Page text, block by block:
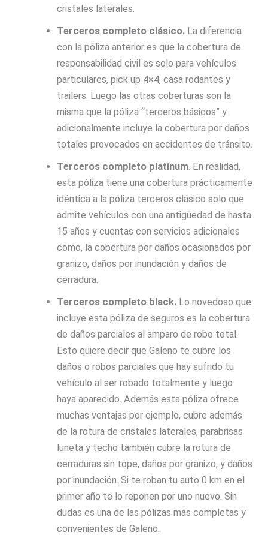
cristales laterales.
Terceros completo clásico. La diferencia
con la póliza anterior es que la cobertura de
responsabilidad civil es solo para vehículos
particulares, pick up 4×4, casa rodantes y
trailers. Luego las otras coberturas son la
misma que la póliza “terceros básicos” y
adicionalmente incluye la cobertura por daños
totales provocados en accidentes de tránsito.
Terceros completo platinum. En realidad,
esta póliza tiene una cobertura prácticamente
idéntica a la póliza terceros clásico solo que
admite vehículos con una antigüedad de hasta
15 años y cuentas con servicios adicionales
como, la cobertura por daños ocasionados por
granizo, daños por inundación y daños de
cerradura.
Terceros completo black.Lo novedoso que
incluye esta póliza de seguros es la cobertura
de daños parciales al amparo de robo total.
Esto quiere decir que Galeno te cubre los
daños o robos parciales que hay sufrido tu
vehículo al ser robado totalmente y luego
haya aparecido. Además esta póliza ofrece
muchas ventajas por ejemplo, cubre además
de la rotura de cristales laterales, parabrisas
luneta y techo también cubre la rotura de
cerraduras sin tope, daños por granizo, y daños
por inundación. Si te roban tu auto 0 km en el
primer año te lo reponen por uno nuevo. Sin
dudas es una de las pólizas más completas y
convenientes de Galeno.